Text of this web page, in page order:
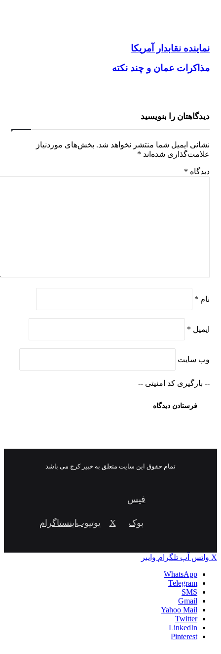
نماینده نقابدار آمریکا
نماینده نقابدار آمریکا
مذاکرات عمان و چند نکته
مذاکرات عمان و چند نکته
دیدگاهتان را بنویسید
نشانی ایمیل شما منتشر نخواهد شد. بخش‌های موردنیاز
علامت‌گذاری شده‌اند *
دیدگاه *
نام *
ایمیل *
وب‌ سایت
-- بارگیری کد امنیتی --
تمام حقوق این سایت متعلق به خبیر کرج می باشد
فیس
بوک X یوتیوباینستاگرام
X واتس آپ تلگرام وایبر
WhatsApp
Telegram
SMS
Gmail
Yahoo Mail
Twitter
LinkedIn
Pinterest